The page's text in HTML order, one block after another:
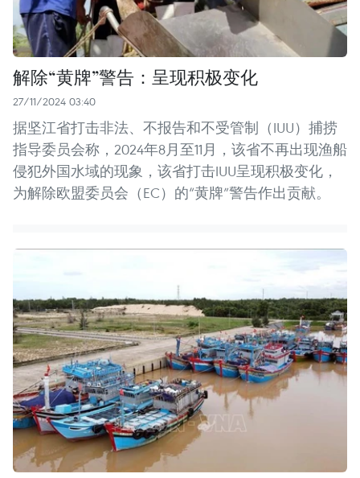
解除“黄牌”警告：呈现积极变化
27/11/2024 03:40
据坚江省打击非法、不报告和不受管制（IUU）捕捞
指导委员会称，2024年8月至11月，该省不再出现渔船
侵犯外国水域的现象，该省打击IUU呈现积极变化，
为解除欧盟委员会（EC）的“黄牌”警告作出贡献。